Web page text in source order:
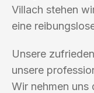
Villach stehen
eine
Unsere
unsere
Wir nehmen uns